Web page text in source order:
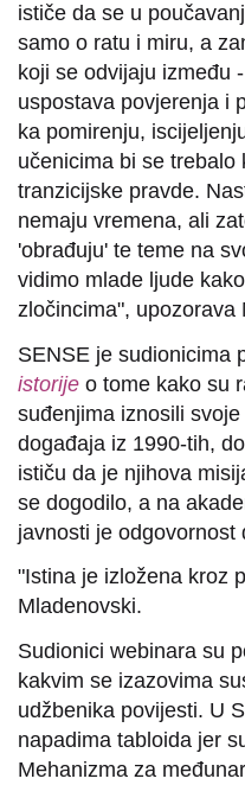
ističe da se u
samo o ratu i miru, a
koji se odvijaju između
uspostava povjerenja i
ka pomirenju,
učenicima bi se
tranzicijske pravde.
nemaju vremena, ali
'obrađuju' te teme na
vidimo mlade ljude
zločincima", upozorava
SENSE je sudionicima
istorije o tome kako su
suđenjima iznosili
događaja iz 1990-tih,
ističu da je njihova
se dogodilo, a na
javnosti je odgovornost
"Istina je izložena kroz
Mladenovski.
Sudionici webinara su
kakvim se izazovima
udžbenika povijesti. U
napadima tabloida jer
Mehanizma za